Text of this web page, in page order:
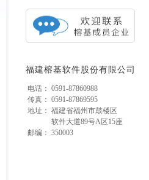
福建榕基软件股份有限公司
电话： 0591-87860988
传真： 0591-87869595
地址： 福建省福州市鼓楼区
软件大道89号A区15座
邮编： 350003